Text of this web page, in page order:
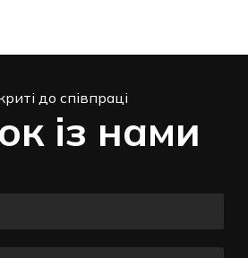
до співпраці
із нами